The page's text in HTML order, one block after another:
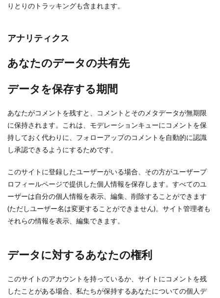
りとりのトラッキングも含まれます。
アナリティクス
あなたのデータの共有先
データを保存する期間
あなたがコメントを残すと、コメントとそのメタデータが無期限
に保持されます。これは、モデレーションキューにコメントを保
持しておく代わりに、フォローアップのコメントを自動的に認識
し承認できるようにするためです。
このサイトに登録したユーザーがいる場合、その方がユーザープ
ロフィールページで提供した個人情報を保存します。すべてのユ
ーザーは自分の個人情報を表示、編集、削除することができます
(ただしユーザー名は変更することができません)。サイト管理者も
それらの情報を表示、編集できます。
データに対するあなたの権利
このサイトのアカウントを持っているか、サイトにコメントを残
したことがある場合、私たちが保持するあなたについての個人デ